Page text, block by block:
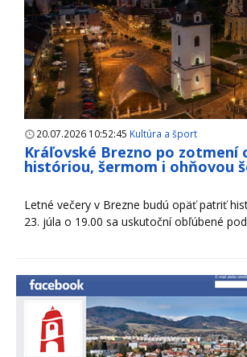
20.07.2026 10:52:45 Kultúra a šport
Kráľovské Brezno po zotmení
históriou, šermom i ohňovou
Letné večery v Brezne budú opäť patriť
23. júla o 19.00 sa uskutoční obľúbené